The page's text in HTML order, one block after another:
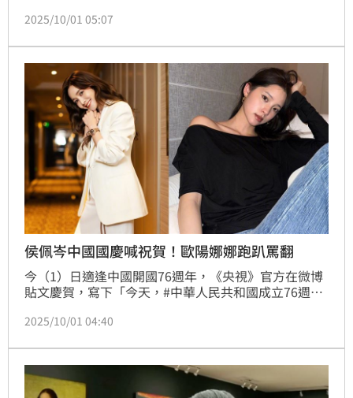
反常態，她不僅沒搶下第一時間發文，甚至被妹妹搶先
發。
2025/10/01 05:07
侯佩岑中國國慶喊祝賀！歐陽娜娜跑趴罵翻
今（1）日適逢中國開國76週年，《央視》官方在微博
貼文慶賀，寫下「今天，#中華人民共和國成立76週年
福！祝福祖國繁榮昌盛，國泰民安！祝新中國生日快
中侯佩岑也在社群轉發標籤「#新中国成立76周年#」
並寫下：「惟願山河錦繡、國泰民安！」此舉被視為對
官方表態，再度引發兩岸網友議論。
2025/10/01 04:40